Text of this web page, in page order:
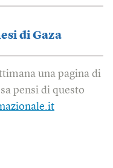
di Gaza
una pagina di
pensi di questo